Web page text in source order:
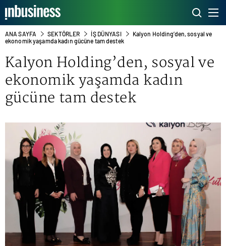
ANA SAYFA SEKTÖRLER İŞ DÜNYASI
Kalyon Holding’den, sosyal ve
ekonomik yaşamda kadın gücüne tam destek
Kalyon Holding’den, sosyal ve
ekonomik yaşamda kadın
gücüne tam destek